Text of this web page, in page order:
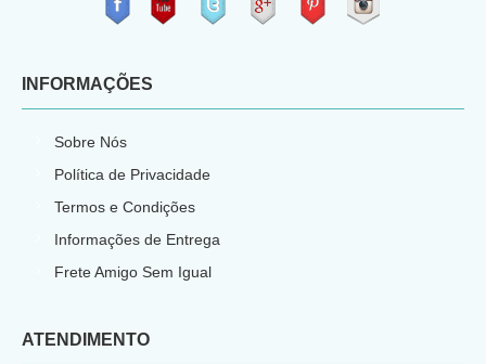
INFORMAÇÕES
Sobre Nós
Política de Privacidade
Termos e Condições
Informações de Entrega
Frete Amigo Sem Igual
ATENDIMENTO